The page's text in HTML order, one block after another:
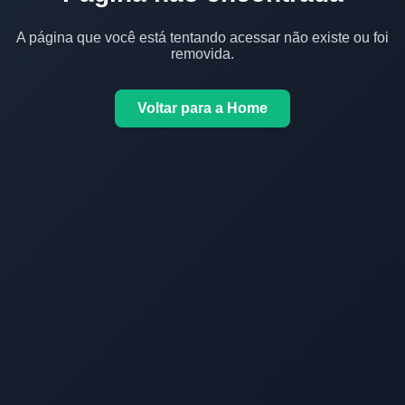
A página que você está tentando acessar não existe ou foi
removida.
Voltar para a Home